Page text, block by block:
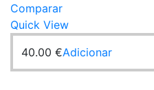
Comparar
Quick View
40.00 €Adicionar